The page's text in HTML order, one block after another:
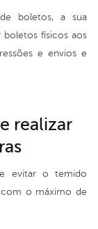
boletos, a sua
boletos físicos aos
e envios e
realizar
evitar o temido
o máximo de